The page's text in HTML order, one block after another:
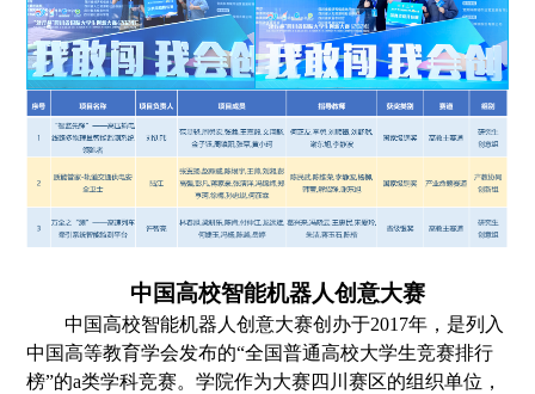
中国高校智能机器人创意大赛
中国高校智能机器人创意大赛创办于2017年，是列入
中国高等教育学会发布的“全国普通高校大学生竞赛排行
榜”的a类学科竞赛。学院作为大赛 四川赛区的组织单位，